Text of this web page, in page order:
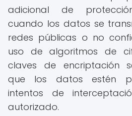
adicional de
cuando los datos se
redes públicas o no
uso de algoritmos de
claves de encriptación
que los datos estén
intentos de
autorizado.